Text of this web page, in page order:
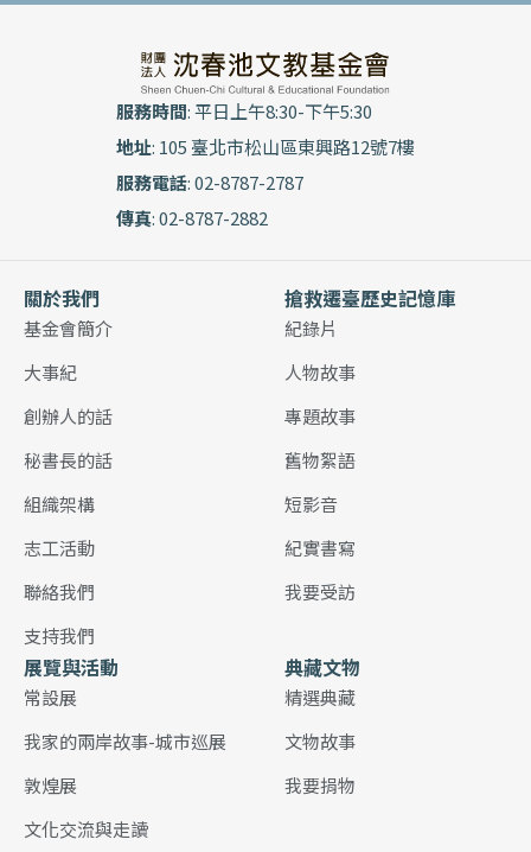
服務時間: 平日上午8:30-下午5:30
地址: 105 臺北市松山區東興路12號7樓
服務電話: 02-8787-2787
傳真: 02-8787-2882
關於我們
基金會簡介
大事紀
創辦人的話
秘書長的話
組織架構
志工活動
聯絡我們
支持我們
搶救遷臺歷史記憶庫
紀錄片
人物故事
專題故事
舊物絮語
短影音
紀實書寫
我要受訪
展覽與活動
常設展
我家的兩岸故事-城市巡展
敦煌展
文化交流與走讀
典藏文物
精選典藏
文物故事
我要捐物